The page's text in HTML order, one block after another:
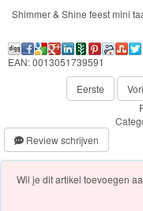
Dutch
Super
Mario
Shimmer & Shine feest mini
EAN: 0013051739591
Eerste
Review schrijven
Wil je dit artikel toevoegen